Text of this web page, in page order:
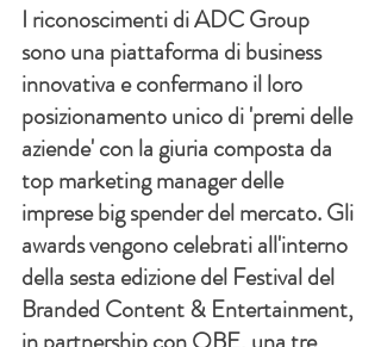
I riconoscimenti di ADC Group
sono una piattaforma di business
innovativa e confermano il loro
posizionamento unico di 'premi delle
aziende' con la giuria composta da
top marketing manager delle
imprese big spender del mercato. Gli
awards vengono celebrati all'interno
della sesta edizione del Festival del
Branded Content & Entertainment,